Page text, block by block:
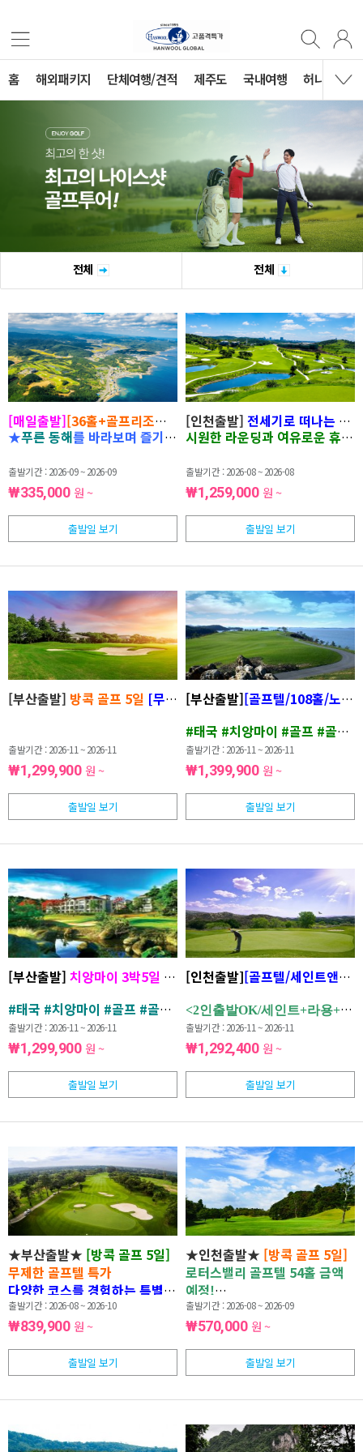
홈 해외패키지 단체여행/견적 제주도 국내여행 허니문
전체 전체
[매일출발][36홀+골프리조트] 영덕오션비치CC 자차골프 1박2
★푸른 동해를 바라보며 즐기는 프리미엄골프여행★여유로운
출발기간 : 2026-09 ~ 2026-09
₩335,000 원 ~
출발일 보기
[인천출발] 전세기로 떠나는 여
시원한 라운딩과 여유로운 휴식
출발기간 : 2026-08 ~ 2026-08
₩1,259,000 원 ~
출발일 보기
[부산출발] 방콕 골프 5일 [무제한골프](썬밸리리조트/무제한라
출발기간 : 2026-11 ~ 2026-11
₩1,299,900 원 ~
출발일 보기
[부산출발][골프텔/108홀/노쇼
#태국 #치앙마이 #골프 #골프
출발기간 : 2026-11 ~ 2026-11
₩1,399,900 원 ~
출발일 보기
[부산출발] 치앙마이 3박5일 골프투어✦ 3색 라운딩 패키지
#태국 #치앙마이 #골프 #골프텔 #올포함 #아티타야CC
출발기간 : 2026-11 ~ 2026-11
₩1,299,900 원 ~
출발일 보기
[인천출발][골프텔/세인트앤드
<2인출발OK/세인트+라용+실
출발기간 : 2026-11 ~ 2026-11
₩1,292,400 원 ~
출발일 보기
★부산출발★ [방콕 골프 5일]
무제한 골프텔 특가
다양한 코스를 경험하는 특별한
라운드 |교차 라운딩 · 식사 포
함 · 골프에만 집중
출발기간 : 2026-08 ~ 2026-10
₩839,900 원 ~
출발일 보기
★인천출발★ [방콕 골프 5일]
로터스밸리 골프텔 54홀 금액
예정!
유류할증료 전액 지원 특별 프
로모션 |숙박·그린피 무료 혜
출발기간 : 2026-08 ~ 2026-09
₩570,000 원 ~
출발일 보기